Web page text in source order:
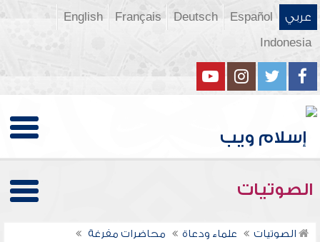
عربي Español
Deutsch
Français
English
Indonesia
الصوتيات
الصوتيات علماء ودعاة
محاضرات مفرغة